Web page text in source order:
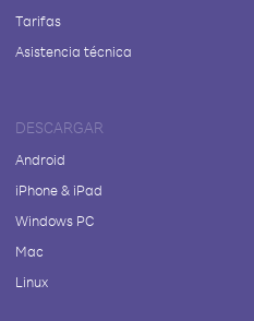
Tarifas
Asistencia técnica
DESCARGAR
Android
iPhone & iPad
Windows PC
Mac
Linux